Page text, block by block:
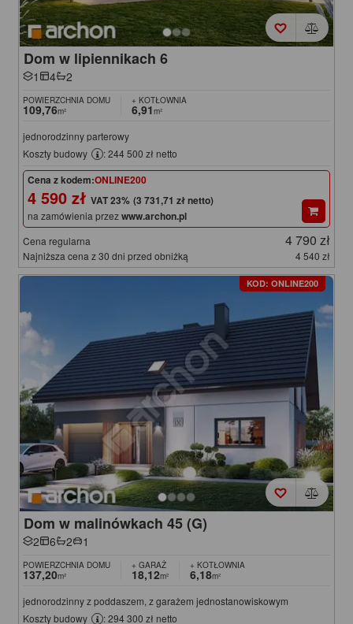
Dom w lipiennikach 6
1 4 2
POWIERZCHNIA DOMU
109,76m²
+ KOTŁOWNIA
6,91m²
jednorodzinny parterowy
Koszty budowy
: 244 500 zł netto
Cena z kodem:ONLINE200
4 590 zł (3 731,71 zł netto)
na zamówienia przezwww.archon.pl
Cena regularna 4 790 zł
Najniższa cena z 30 dni przed obniżką 4 540 zł
KOD: ONLINE200
Dom w malinówkach 45 (G)
2 6 2 1
POWIERZCHNIA DOMU
137,20m²
+ GARAŻ
18,12m²
+ KOTŁOWNIA
6,18m²
jednorodzinny z poddaszem, z garażem jednostanowiskowym
Koszty budowy
: 294 300 zł netto